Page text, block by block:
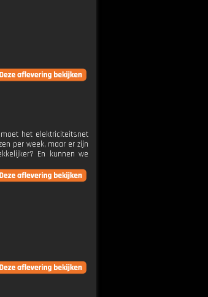
het elektriciteitsnet
per week, maar er zijn
En kunnen we